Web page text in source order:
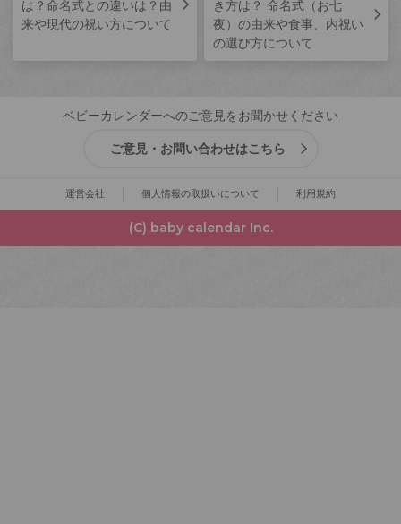
は？命名式との違いは？由
来や現代の祝い方について
き方は？ 命名式（お七
夜）の由来や食事、内祝い
の選び方について
ベビーカレンダーへのご意見をお聞かせください
ご意見・お問い合わせはこちら
運営会社 個人情報の取扱いについて 利用規約
(C) baby calendar Inc.